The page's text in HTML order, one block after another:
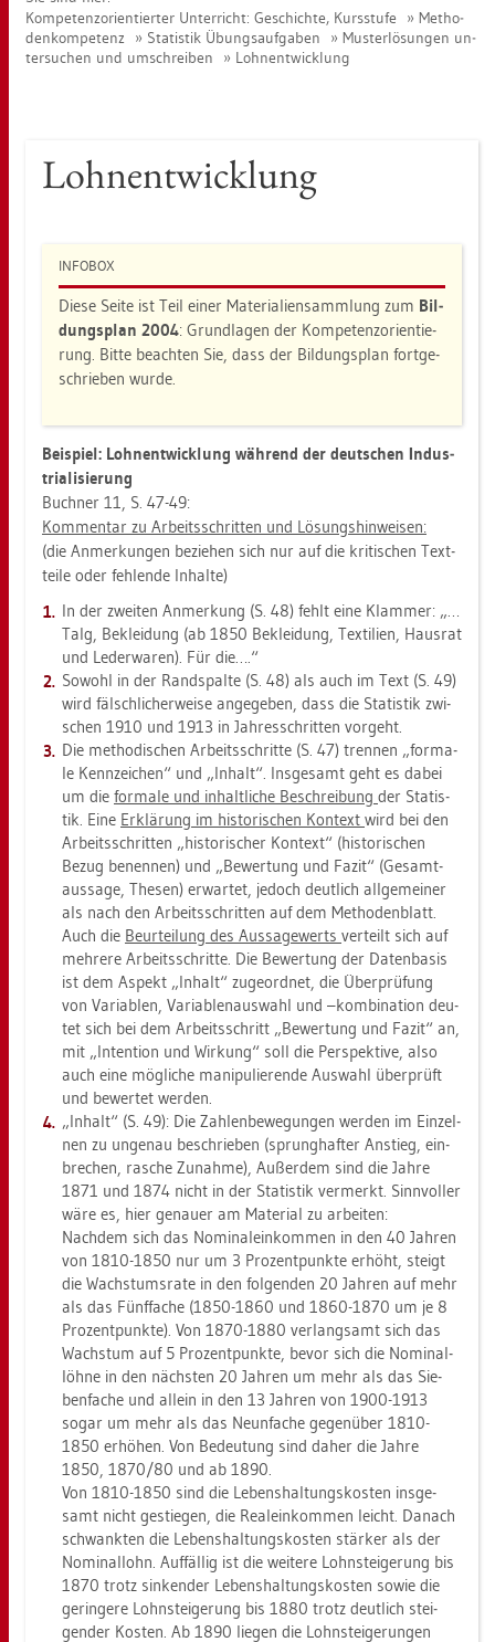
Kom­pe­tenz­ori­en­tier­ter Un­ter­richt: Ge­schich­te, Kurs­stu­fe
Me­tho­
den­kom­pe­tenz
Sta­tis­tik Übungs­auf­ga­ben
Mus­ter­lö­sun­gen un­
ter­su­chen und um­schrei­ben
Lohn­ent­wick­lung
Lohn­ent­wick­lung
IN­FO­BOX
Diese Seite ist Teil einer Ma­te­ria­li­en­samm­lung zum Bil­
dungs­plan 2004: Grund­la­gen der Kom­pe­tenz­ori­en­tie­
rung. Bitte be­ach­ten Sie, dass der Bil­dungs­plan fort­ge­
schrie­ben wurde.
Bei­spiel: Lohn­ent­wick­lung wäh­rend der deut­schen In­dus­
tria­li­sie­rung
Buch­ner 11, S. 47-49:
Kom­men­tar zu Ar­beits­schrit­ten und Lö­sungs­hin­wei­sen:
(die An­mer­kun­gen be­zie­hen sich nur auf die kri­ti­schen Text­
tei­le oder feh­len­de In­hal­te)
In der zwei­ten An­mer­kung (S. 48) fehlt eine Klam­mer: „…
Talg, Be­klei­dung (ab 1850 Be­klei­dung, Tex­ti­li­en, Haus­rat
und Le­der­wa­ren). Für die….“
So­wohl in der Rand­spal­te (S. 48) als auch im Text (S. 49)
wird fälsch­li­cher­wei­se an­ge­ge­ben, dass die Sta­tis­tik zwi­
schen 1910 und 1913 in Jah­res­schrit­ten vor­geht.
Die me­tho­di­schen Ar­beits­schrit­te (S. 47) tren­nen „for­ma­
le Kenn­zei­chen“ und „In­halt“. Ins­ge­samt geht es dabei
um die for­ma­le und in­halt­li­che Be­schrei­bung der Sta­tis­
tik. Eine Er­klä­rung im his­to­ri­schen Kon­text wird bei den
Ar­beits­schrit­ten „his­to­ri­scher Kon­text“ (his­to­ri­schen
Bezug be­nen­nen) und „Be­wer­tung und Fazit“ (Ge­samt­
aus­sa­ge, The­sen) er­war­tet, je­doch deut­lich all­ge­mei­ner
als nach den Ar­beits­schrit­ten auf dem Me­tho­den­blatt.
Auch die Be­ur­tei­lung des Aus­sa­ge­werts ver­teilt sich auf
meh­re­re Ar­beits­schrit­te. Die Be­wer­tung der Da­ten­ba­sis
ist dem As­pekt „In­halt“ zu­ge­ord­net, die Über­prü­fung
von Va­ria­blen, Va­ria­blen­aus­wahl und –kom­bi­na­ti­on deu­
tet sich bei dem Ar­beits­schritt „Be­wer­tung und Fazit“ an,
mit „In­ten­ti­on und Wir­kung“ soll die Per­spek­ti­ve, also
auch eine mög­li­che ma­ni­pu­lie­ren­de Aus­wahl über­prüft
und be­wer­tet wer­den.
„In­halt“ (S. 49): Die Zah­len­be­we­gun­gen wer­den im Ein­zel­
nen zu un­ge­nau be­schrie­ben (sprung­haf­ter An­stieg, ein­
bre­chen, ra­sche Zu­nah­me), Au­ßer­dem sind die Jahre
1871 und 1874 nicht in der Sta­tis­tik ver­merkt. Sinn­vol­ler
wäre es, hier ge­nau­er am Ma­te­ri­al zu ar­bei­ten:
Nach­dem sich das No­mi­nal­ein­kom­men in den 40 Jah­ren
von 1810-1850 nur um 3 Pro­zent­punk­te er­höht, steigt
die Wachs­tums­ra­te in den fol­gen­den 20 Jah­ren auf mehr
als das Fünf­fa­che (1850-1860 und 1860-1870 um je 8
Pro­zent­punk­te). Von 1870-1880 ver­lang­samt sich das
Wachs­tum auf 5 Pro­zent­punk­te, bevor sich die No­mi­nal­
löh­ne in den nächs­ten 20 Jah­ren um mehr als das Sie­
ben­fa­che und al­lein in den 13 Jah­ren von 1900-1913
sogar um mehr als das Neun­fa­che ge­gen­über 1810-
1850 er­hö­hen. Von Be­deu­tung sind daher die Jahre
1850, 1870/80 und ab 1890.
Von 1810-1850 sind die Le­bens­hal­tungs­kos­ten ins­ge­
samt nicht ge­stie­gen, die Re­al­ein­kom­men leicht. Da­nach
schwank­ten die Le­bens­hal­tungs­kos­ten stär­ker als der
No­mi­nal­lohn. Auf­fäl­lig ist die wei­te­re Lohn­stei­ge­rung bis
1870 trotz sin­ken­der Le­bens­hal­tungs­kos­ten sowie die
ge­rin­ge­re Lohn­stei­ge­rung bis 1880 trotz deut­lich stei­
gen­der Kos­ten. Ab 1890 lie­gen die Lohn­stei­ge­run­gen